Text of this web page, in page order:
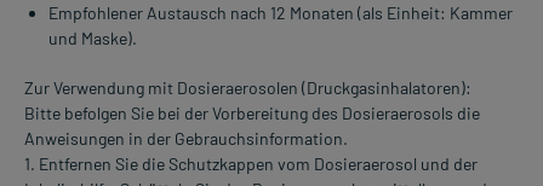
Empfohlener Austausch nach 12 Monaten (als Einheit: Kammer
und Maske).
Zur Verwendung mit Dosieraerosolen (Druckgasinhalatoren):
Bitte befolgen Sie bei der Vorbereitung des Dosieraerosols die
Anweisungen in der Gebrauchsinformation.
1. Entfernen Sie die Schutzkappen vom Dosieraerosol und der